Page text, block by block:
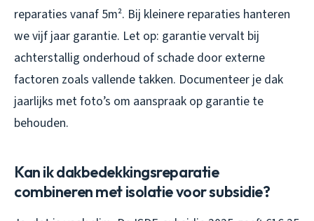
reparaties vanaf 5m². Bij kleinere reparaties hanteren
we vijf jaar garantie. Let op: garantie vervalt bij
achterstallig onderhoud of schade door externe
factoren zoals vallende takken. Documenteer je dak
jaarlijks met foto’s om aanspraak op garantie te
behouden.
Kan ik dakbedekkingsreparatie
combineren met isolatie voor subsidie?